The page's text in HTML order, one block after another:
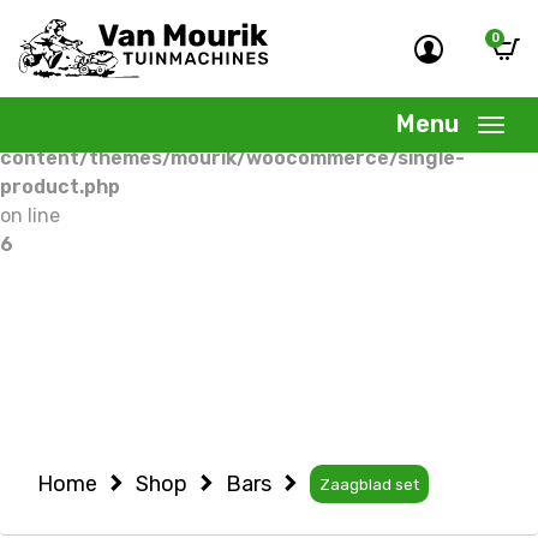
Warning
: Undefined variable $woocommercepage in
/home/allermedia/domains/vanmourik-
content/themes/mourik/woocommerce/single-
product.php
on line
6
0
Menu
Home Shop Bars Zaagblad set